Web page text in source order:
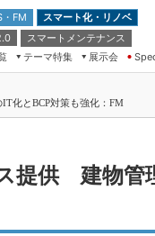
・FM
スマート化・リノベ
スマートメンテナンス
テーマ特集
展示会
展
端技術展－
エンスOSAKA
化とBCP対策も強化：FM
提供 建物管